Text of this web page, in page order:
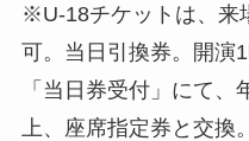
※U-18チケットは、来
可。当日引換券。開演
「当日券受付」にて
上、座席指定券と交換